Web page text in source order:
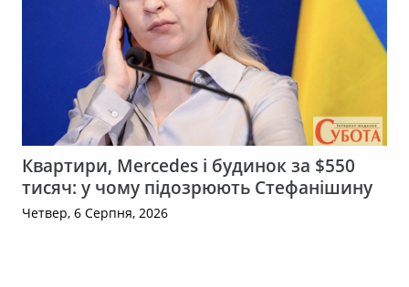
Квартири, Mercedes і будинок за $550
тисяч: у чому підозрюють Стефанішину
Четвер, 6 Серпня, 2026